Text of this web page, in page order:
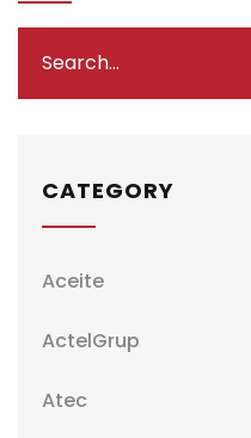
CATEGORY
Aceite
ActelGrup
Atec